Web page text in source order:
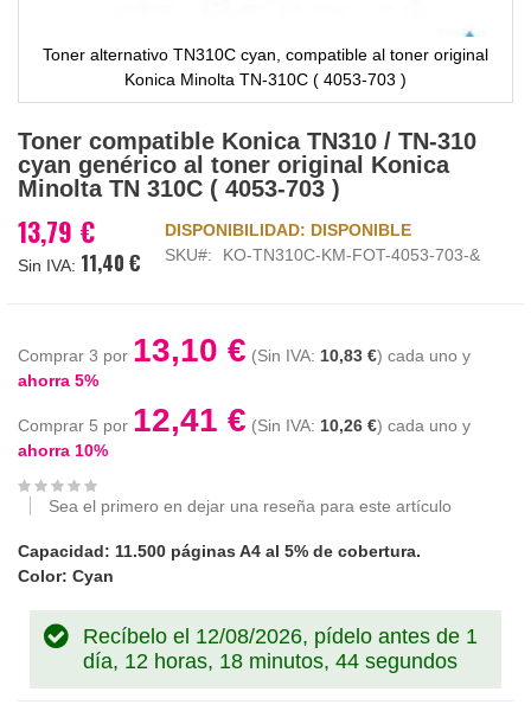
Toner alternativo TN310C cyan, compatible al toner original
Konica Minolta TN-310C ( 4053-703 )
al
comienzo
de
galería
de
Toner compatible Konica TN310 / TN-310
cyan genérico al toner original Konica
Minolta TN 310C ( 4053-703 )
13,79 €
11,40 €
DISPONIBILIDAD: DISPONIBLE
SKU
KO-TN310C-KM-FOT-4053-703-&
Comprar 3 por 13,10 € 10,83 € cada uno y
ahorra 5%
Comprar 5 por 12,41 € 10,26 € cada uno y
ahorra 10%
Sea el primero en dejar una reseña para este artículo
Capacidad: 11.500 páginas A4 al 5% de cobertura.
Color: Cyan
Recíbelo el 12/08/2026, pídelo antes de 1
día, 12 horas, 18 minutos, 44 segundos